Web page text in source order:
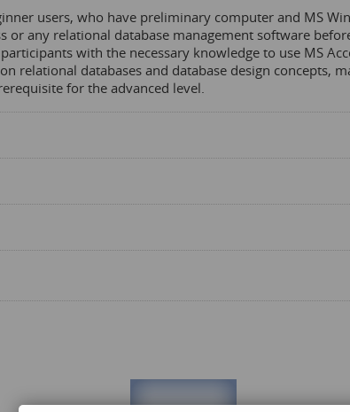
users, who have preliminary computer and MS
or any relational database management software
with the necessary knowledge to use MS
relational databases and database design concepts,
for the advanced level.